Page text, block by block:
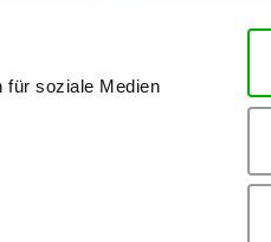
für soziale Medien